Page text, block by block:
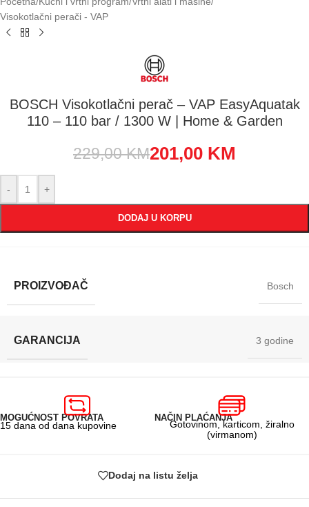
Visokotlačni perači - VAP
BOSCH Visokotlačni perač – VAP EasyAquatak
110 – 110 bar / 1300 W | Home & Garden
229,00KM201,00 KM
- +
DODAJ U KORPU
PROIZVOĐAČ Bosch
GARANCIJA 3 godine
MOGUĆNOST POVRATA
15 dana od dana kupovine
NAČIN PLAĆANJA
Gotovinom, karticom, žiralno
(virmanom)
Dodaj na listu želja